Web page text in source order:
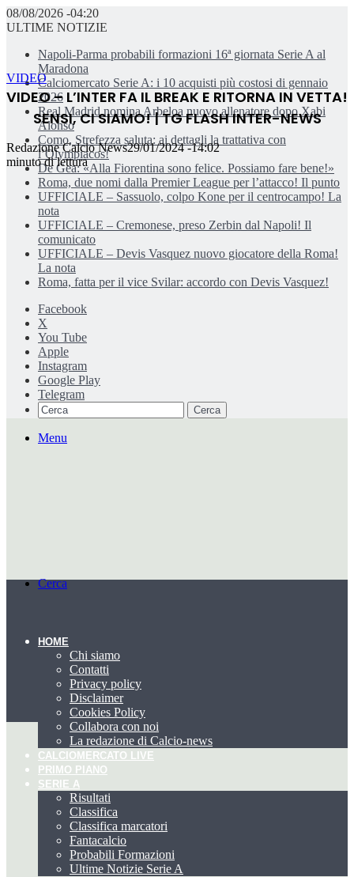
08/08/2026 -04:20
ULTIME NOTIZIE
Napoli-Parma probabili formazioni 16ª giornata Serie A al
Maradona
Calciomercato Serie A: i 10 acquisti più costosi di gennaio
2026
Real Madrid nomina Arbeloa nuovo allenatore dopo Xabi
Alonso
Como, Strefezza saluta: ai dettagli la trattativa con
l’Olympiacos!
De Gea: «Alla Fiorentina sono felice. Possiamo fare bene!»
Roma, due nomi dalla Premier League per l’attacco! Il punto
UFFICIALE – Sassuolo, colpo Kone per il centrocampo! La
nota
UFFICIALE – Cremonese, preso Zerbin dal Napoli! Il
comunicato
UFFICIALE – Devis Vasquez nuovo giocatore della Roma!
La nota
Roma, fatta per il vice Svilar: accordo con Devis Vasquez!
Facebook
X
You Tube
Apple
Instagram
Google Play
Telegram
Cerca
Menu
Cerca
HOME
Chi siamo
Contatti
Privacy policy
Disclaimer
Cookies Policy
Collabora con noi
La redazione di Calcio-news
CALCIOMERCATO LIVE
PRIMO PIANO
SERIE A
Risultati
Classifica
Classifica marcatori
Fantacalcio
Probabili Formazioni
Ultime Notizie Serie A
VIDEO
VIDEO – L’INTER FA IL BREAK E RITORNA IN VETTA!
SENSI, CI SIAMO! | TG FLASH INTER-NEWS
Redazione Calcio News29/01/2024 -14:02
minuto di lettura